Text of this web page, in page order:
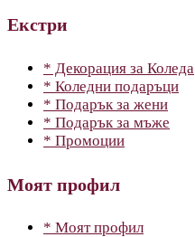
Екстри
* Декорация за Коледа
* Коледни подаръци
* Подарък за жени
* Подарък за мъже
* Промоции
Моят профил
* Моят профил